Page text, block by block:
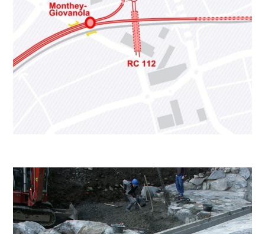
Nant de Choëx
GÉNIE CIVIL, ENVIRONNEMENT, TRAVAUX PUBLICS